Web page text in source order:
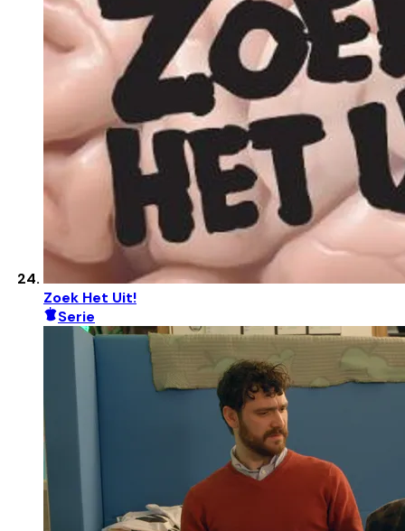
Zoek Het Uit!
Serie